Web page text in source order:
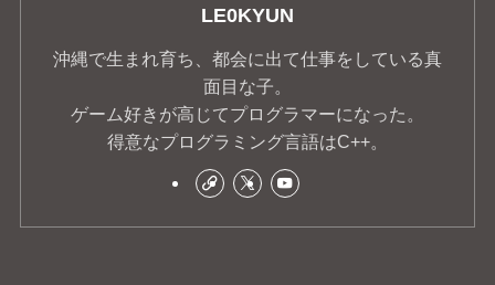
LE0KYUN
沖縄で生まれ育ち、都会に出て仕事をしている真
面目な子。
ゲーム好きが高じてプログラマーになった。
得意なプログラミング言語はC++。